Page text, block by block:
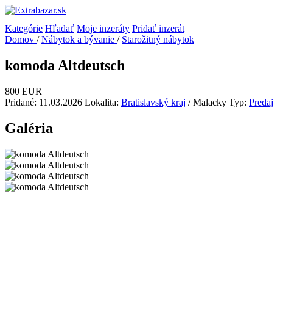
Kategórie Hľadať Moje inzeráty Pridať inzerát
Domov / Nábytok a bývanie / Starožitný nábytok
komoda Altdeutsch
800 EUR
Pridané: 11.03.2026 Lokalita: Bratislavský kraj / Malacky Typ: Predaj
Galéria